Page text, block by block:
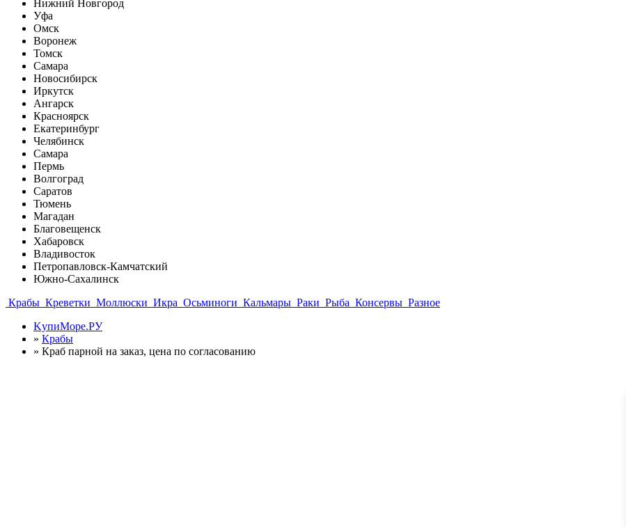
Нижний Новгород
Уфа
Омск
Воронеж
Томск
Самара
Новосибирск
Иркутск
Ангарск
Красноярск
Екатеринбург
Челябинск
Самара
Пермь
Волгоград
Саратов
Тюмень
Магадан
Благовещенск
Хабаровск
Владивосток
Петропавловск-Камчатский
Южно-Сахалинск
Крабы Креветки Моллюски Икра Осьминоги Кальмары Раки Рыба Консервы Разное
KупиМоре.РУ
» Крабы
» Краб парной на заказ, цена по согласованию